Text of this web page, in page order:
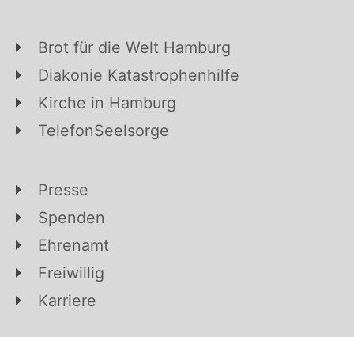
Brot für die Welt Hamburg
Diakonie Katastrophenhilfe
Kirche in Hamburg
TelefonSeelsorge
Presse
Spenden
Ehrenamt
Freiwillig
Karriere